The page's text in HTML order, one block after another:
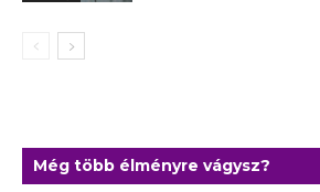
Még több élményre vágysz?